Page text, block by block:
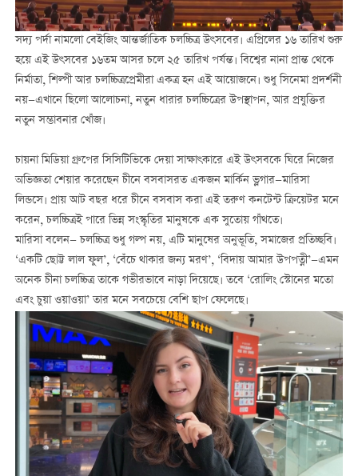
সদ্য পর্দা নামলো বেইজিং আন্তর্জাতিক চলচ্চিত্র উৎসবের। এপ্রিলের ১৬ তারিখ শুরু
হয়ে এই উৎসবের ১৬তম আসর চলে ২৫ তারিখ পর্যন্ত। বিশ্বের নানা প্রান্ত থেকে
নির্মাতা, শিল্পী আর চলচ্চিত্রপ্রেমীরা একত্র হন এই আয়োজনে। শুধু সিনেমা প্রদর্শনী
নয়—এখানে ছিলো আলোচনা, নতুন ধারার চলচ্চিত্রের উপস্থাপন, আর প্রযুক্তির
নতুন সম্ভাবনার খোঁজ।
চায়না মিডিয়া গ্রুপের সিসিটিভিকে দেয়া সাক্ষাৎকারে এই উৎসবকে ঘিরে নিজের
অভিজ্ঞতা শেয়ার করেছেন চীনে বসবাসরত একজন মার্কিন ভ্লগার—মারিসা
লিন্ডসে। প্রায় আট বছর ধরে চীনে বসবাস করা এই তরুণ কনটেন্ট ক্রিয়েটর মনে
করেন, চলচ্চিত্রই পারে ভিন্ন সংস্কৃতির মানুষকে এক সুতোয় গাঁথতে।
মারিসা বলেন— চলচ্চিত্র শুধু গল্প নয়, এটি মানুষের অনুভূতি, সমাজের প্রতিচ্ছবি।
‘একটি ছোট্ট লাল ফুল’, ‘বেঁচে থাকার জন্য মরণ’, ‘বিদায় আমার উপপত্নী’—এমন
অনেক চীনা চলচ্চিত্র তাকে গভীরভাবে নাড়া দিয়েছে। তবে ‘রোলিং স্টোনের মতো
এবং চুয়া ওয়াওয়া’ তার মনে সবচেয়ে বেশি ছাপ ফেলেছে।